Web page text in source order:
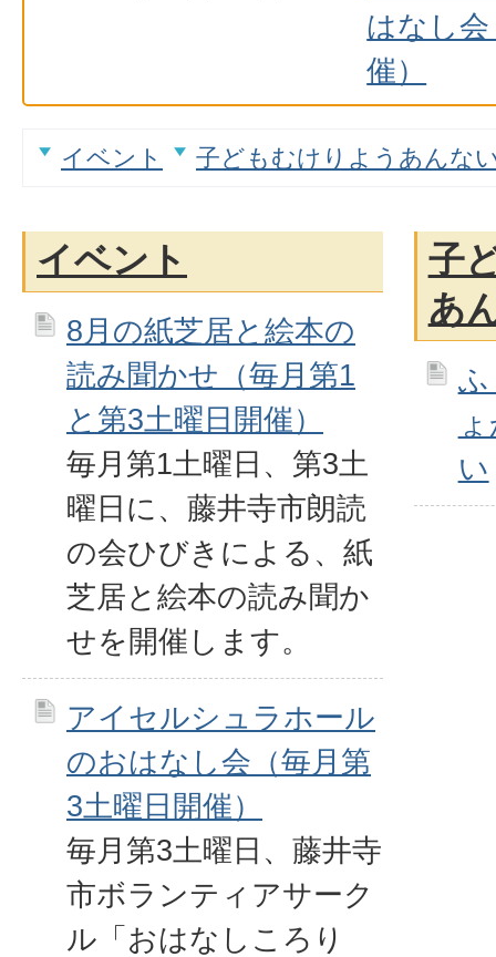
はなし
催）
イベント 子どもむけりようあんな
イベント
8月の紙芝居と絵本の
読み聞かせ（毎月第1
と第3土曜日開催）
毎月第1土曜日、第3土
曜日に、藤井寺市朗読
の会ひびきによる、紙
芝居と絵本の読み聞か
せを開催します。
アイセルシュラホール
のおはなし会（毎月第
3土曜日開催）
毎月第3土曜日、藤井寺
市ボランティアサーク
ル「おはなしころり
子
あ
ふ
い